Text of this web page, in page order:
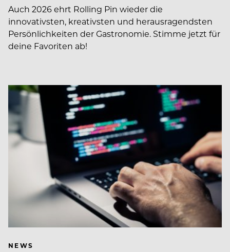
Auch 2026 ehrt Rolling Pin wieder die
innovativsten, kreativsten und herausragendsten
Persönlichkeiten der Gastronomie. Stimme jetzt für
deine Favoriten ab!
NEWS